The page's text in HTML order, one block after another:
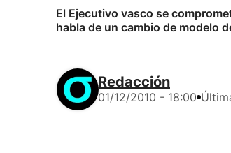
El Ejecutivo vasco se
habla de un cambio de modelo
Redacción
01/12/2010 - 18:00